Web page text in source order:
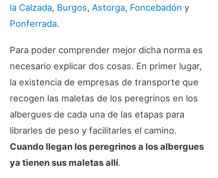
la Calzada, Burgos, Astorga, Foncebadón y
Ponferrada.
Para poder comprender mejor dicha norma es
necesario explicar dos cosas. En primer lugar,
la existencia de empresas de transporte que
recogen las maletas de los peregrinos en los
albergues de cada una de las etapas para
librarles de peso y facilitarles el camino.
Cuando llegan los peregrinos a los albergues
ya tienen sus maletas allí.